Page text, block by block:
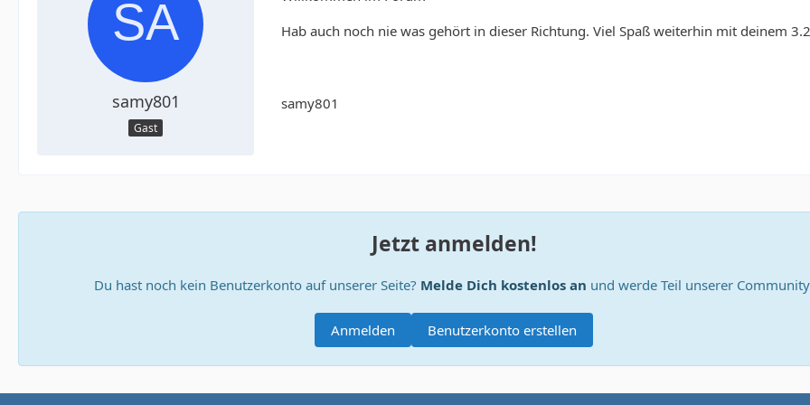
samy801
Gast
Hab auch noch nie was gehört in dieser Richtung. Viel Spaß weiterhin mit deinem
samy801
Jetzt anmelden!
Du hast noch kein Benutzerkonto auf unserer Seite? Melde Dich kostenlos an und werde Teil unserer
Benutzerkonto erstellen
Anmelden